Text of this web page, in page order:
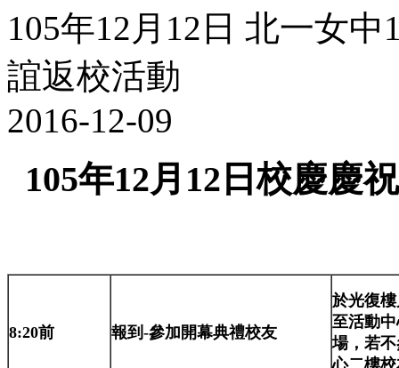
105年12月12日 北一女
誼返校活動
2016-12-09
105年12月12日校慶慶
8:20前 報到-參加開幕典禮校友
於光復
至活動
場， 若